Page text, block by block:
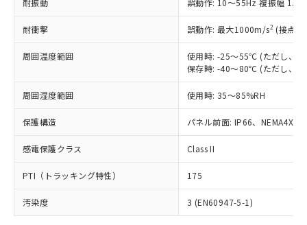
耐振動 誤動作: 10～55Hz 複振幅
耐衝撃 誤動作: 最大1000m/s2 (接点
周囲温度範囲
使用時: -25～55℃ (ただし、氷
保存時: -40～80℃ (ただし、氷
周囲湿度範囲 使用時: 35～85%RH
保護構造 パネル前面: IP66、NEMA4X,
感電保護クラス Class II
PTI（トラッキング特性） 175
汚染度 3 (EN60947-5-1)
正式な納期状況および標準価格はお客
様のお取引先、またはお客様担当のオ
ムロン制御機器販売店・当社販売員に
オムロン制御機器販売店や当社販売拠
販売ネットワーク
」をご確認
在庫状況および標準価格結果を当社の
事前の承諾なく第三者に漏洩または開
示しないようお願いします。
マイパーツ機能（部品リスト作成サー
ビス）をご利用いただくには、I-Web
メンバーズにご登録されている必要が
お客様が当ウェブサイト上で当社にご
但し、RoHS指令で産業用監視および制御機器に対する
適用除外項目は除く。
フタル酸エステル類の４物質については閾値を超える意
図的な使用がないことを確認しています。
部品在庫の切り替え状況などにより、予定
月が前後することがあります。
※3 非含有証明書ダウンロード
DBP(フタル酸ジブチル) : 1000ppm、 DIBP(フタル酸ジ
イソブチル) : 1000ppm、 BBP(フタル酸ブチルベンジ
DEHP(フタル酸ビス(2-エチルヘキシル)) : 1000ppm
準値以下であることを示します。
「10」：通常の使用状況下において有害物
質が外部に漏えいし、環境に深刻な影響を
及ぼさない年数を意味します。
「－」：未確認です。当社販売部門へお問
全に破砕するなど、違法に輸出されな
いよう必要な手段を講じます。
当社は貴社製品を、核兵器、ミサイ
ル、化学兵器、生物兵器またはその他
武器並びにこれらの製造装置等に一切
当社は、貴社製品を第三者に販売する
場合は、上記1、2および3の内容を当
該第三者に通知します。また当社は、
販売先および販売に係わる関係者が違
法に輸出するおそれがある場合は、取
り引きをいたしません。
一定数には満たないが在庫あり
－
在庫なし(最新の在庫状況につ
いては、お客様のお取引先、ま
たはお客様担当のオムロン制御
機器販売店・当社販売員にご確
空
受注生産機種、また在庫状況の
情報を公開していない機種